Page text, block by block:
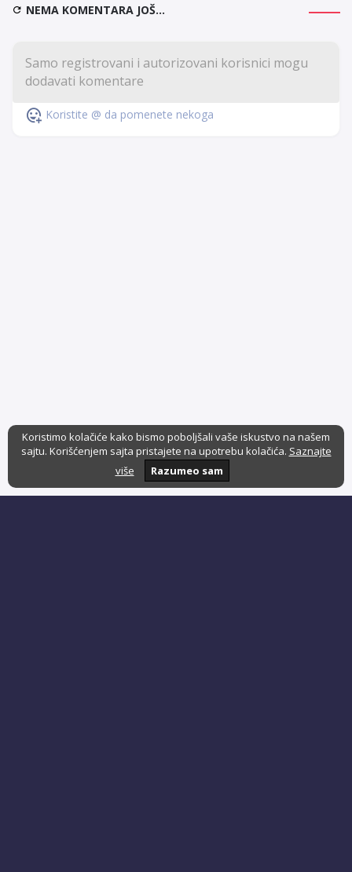
NEMA KOMENTARA JOŠ...
Koristite @ da pomenete nekoga
Koristimo kolačiće kako bismo poboljšali vaše iskustvo na našem
sajtu. Korišćenjem sajta pristajete na upotrebu kolačića. Saznajte
više
Razumeo sam